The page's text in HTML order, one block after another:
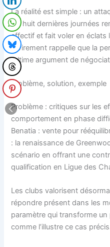
La réalité est simple : un
les huit dernières journées
effectif et fait voler en éclats
revirement rappelle que la
l’ultime argument de
Problème, solution, exemple
Problème : critiques sur les
comportement en phase
Benatia : vente pour
: la renaissance de
scénario en offrant une
qualification en Ligue des
Les clubs valorisent
répondre présent dans les
paramètre qui transforme
comme l’illustre ce cas